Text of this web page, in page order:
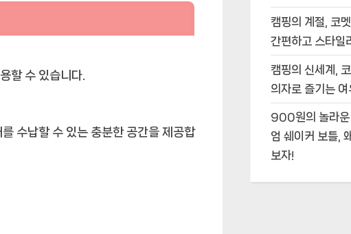
할 수 있습니다.
수납할 수 있는 충분한 공간을 제공합
캠핑의 계절, 코
간편하고 스타일
캠핑의 신세계,
의자로 즐기는 여
900원의 놀라운
엄 쉐이커 보틀,
보자!